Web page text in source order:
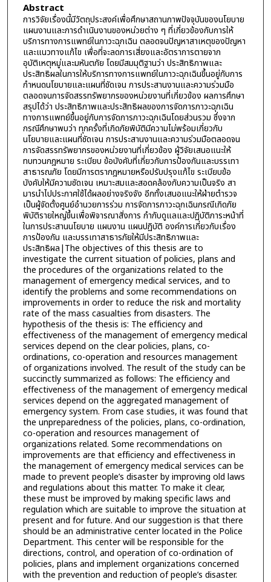
Abstract
การวิจัยเรื่องนี้มีวัตถุประสงค์เพื่อศึกษาสถานภาพปัจจุบันของนโยบาย
แผนงานและการดำเนินงานของหน่วยต่าง ๆ ที่เกี่ยวข้องกับการให้
บริการทางการแพทย์ในภาวะฉุกเฉิน ตลอดจนปัญหาสาเหตุของปัญหา
และแนวทางแก้ไข เพื่อที่จะลดการเสี่ยงและอัตราการตายจาก
อุบัติเหตุหมู่และมหันตภัย โดยมีสมมุติฐานว่า ประสิทธิภาพและ
ประสิทธิผลในการให้บริการทางการแพทย์ในภาวะฉุกเฉินขึ้นอยู่กับการ
กำหนดนโยบายและแผนที่ชัดเจน การประสานงานและความร่วมมือ
ตลอดจนการจัดสรรทรัพยากรของหน่วยงานที่เกี่ยวข้อง ผลการศึกษา
สรุปได้ว่า ประสิทธิภาพและประสิทธิผลของการจัดการภาวะฉุกเฉิน
ทางการแพทย์ขึ้นอยู่กับการจัดการภาวะฉุกเฉินโดยส่วนรวม ซึ่งจาก
กรณีศึกษาพบว่า ทุกครั้งที่เกิดภัยพิบัติมีความไม่พร้อมเกี่ยวกับ
นโยบายและแผนที่ชัดเจน การประสานงานและความร่วมมือตลอดจน
การจัดสรรทรัพยากรของหน่วยงานที่เกี่ยวข้อง ผู้วิจัยเสนอแนะให้
ทบทวนกฎหมาย ระเบียบ ข้อบังคับที่เกี่ยวกับการป้องกันและบรรเทา
สาธารณภัย โดยมีการตรากฎหมายหรือปรับปรุงแก้ไข ระเบียบข้อ
บังคับให้มีความชัดเจน เหมาะสมและสอดคล้องกับความเป็นจริง สา
มารนำไปประกาศใช้ได้ผลอย่างจริงจัง อีกทั้งเสนอแนะให้ฝ่ายตำรวจ
เป็นผู้จัดตั้งศูนย์อำนวยการร่วม การจัดการภาวะฉุกเฉินกรณีเกิดภัย
พิบัติรายใหญ่ขึ้นเพื่อพิจารณาสั่งการ กำกับดูแลและปฏิบัติภาระหน้าที่
ในการประสานนโยบาย แผนงาน แผนปฏิบัติ องค์การเกี่ยวกับเรื่อง
การป้องกัน และบรรเทาสาธารภัยให้มีประสิทธิภาพและ
ประสิทธิผล|The objectives of this thesis are to
investigate the current situation of policies, plans and
the procedures of the organizations related to the
management of emergency medical services, and to
identify the problems and some recommendations on
improvements in order to reduce the risk and mortality
rate of the mass casualties from disasters. The
hypothesis of the thesis is: The efficiency and
effectiveness of the management of emergency medical
services depend on the clear policies, plans, co-
ordinations, co-operation and resources management
of organizations involved. The result of the study can be
succinctly summarized as follows: The efficiency and
effectiveness of the management of emergency medical
services depend on the aggregated management of
emergency system. From case studies, it was found that
the unpreparedness of the policies, plans, co-ordination,
co-operation and resources management of
organizations related. Some recommendations on
improvements are that efficiency and effectiveness in
the management of emergency medical services can be
made to prevent people’s disaster by improving old laws
and regulations about this matter. To make it clear,
these must be improved by making specific laws and
regulation which are suitable to improve the situation at
present and for future. And our suggestion is that there
should be an administrative center located in the Police
Department. This center will be responsible for the
directions, control, and operation of co-ordination of
policies, plans and implement organizations concerned
with the prevention and reduction of people’s disaster.